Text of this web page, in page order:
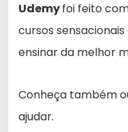
Udemyfoi feito
cursos
ensinar da melhor
Conheça também
ajudar.